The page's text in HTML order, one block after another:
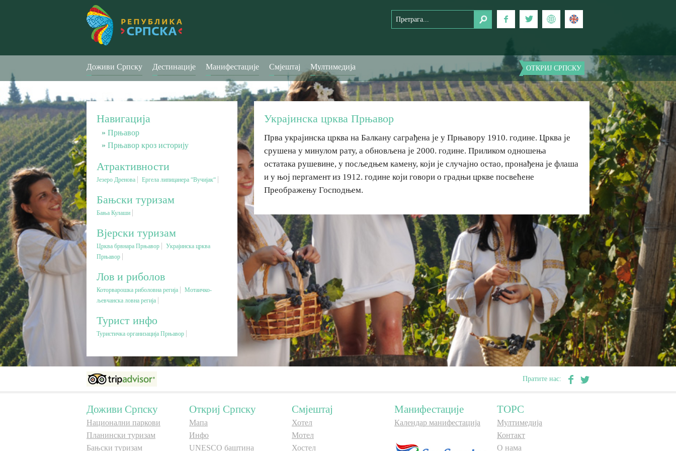
Доживи Српску Дестинације Манифестације Смјештај Мултимедија ОТКРИЈ СРПСКУ
Навигација
Прњавор
Прњавор кроз историју
Атрактивности
Језеро Дренова Ергела липицанера “Вучијак“
Бањски туризам
Бања Кулаши
Вјерски туризам
Црква брвнара Прњавор
Украјинска црква
Прњавор
Лов и риболов
Которварошка риболовна регија
Мотаичко-
љевчанска ловна регија
Турист инфо
Туристичка организација Прњавор
Украјинска црква Прњавор
Прва украјинска црква на Балкану саграђена је у Прњавору 1910. године. Црква је
срушена у минулом рату, а обновљена је 2000. године. Приликом одношења
остатака рушевине, у посљедњем камену, који је случајно остао, пронађена је флаша
и у њој пергамент из 1912. године који говори о градњи цркве посвећене
Преображењу Господњем.
Пратите нас:
Доживи Српску
Национални паркови
Планински туризам
Бањски туризам
Откриј Српску
Мапа
Инфо
UNESCO баштина
Смјештај
Хотел
Мотел
Хостел
Манифестације
Календар манифестација
ТОРС
Мултимедија
Контакт
О нама